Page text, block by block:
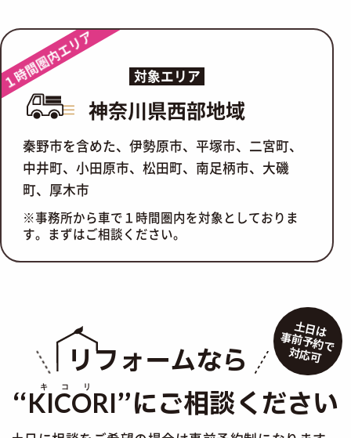
１時間圏内エリア 対象エリア
神奈川県西部地域
秦野市を含めた、伊勢原市、平塚市、二宮町、
中井町、小田原市、松田町、南足柄市、大磯
町、厚木市
※事務所から車で１時間圏内を対象としておりま
す。まずはご相談ください。
土日は
事前予約で
対応可
リフォームなら
“KICORI”にご相談ください